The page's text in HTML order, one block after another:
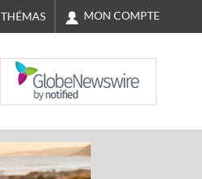
THÉMAS MON COMPTE
NASDAQ